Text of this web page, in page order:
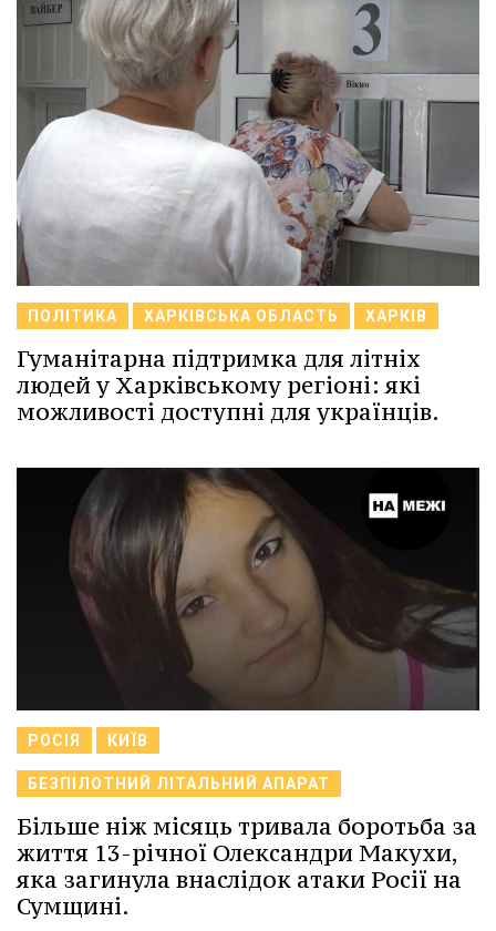
ПОЛІТИКА ХАРКІВСЬКА ОБЛАСТЬ ХАРКІВ
Гуманітарна підтримка для літніх
людей у Харківському регіоні: які
можливості доступні для українців.
РОСІЯ КИЇВ
БЕЗПІЛОТНИЙ ЛІТАЛЬНИЙ АПАРАТ
Більше ніж місяць тривала боротьба за
життя 13-річної Олександри Макухи,
яка загинула внаслідок атаки Росії на
Сумщині.